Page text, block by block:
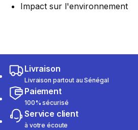
Impact sur l'environnement
Livraison
Livraison partout au Sénégal
Paiement
100% sécurisé
Service client
à votre écoute